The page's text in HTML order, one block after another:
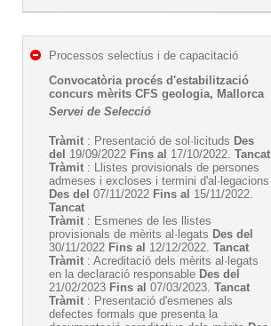
Processos selectius i de capacitació
Convocatòria procés d'estabilització
concurs mèrits CFS geologia, Mallorca
Servei de Selecció
Tràmit : Presentació de sol·licituds Des
del 19/09/2022 Fins al 17/10/2022. Tancat
Tràmit : Llistes provisionals de persones
admeses i excloses i termini d'al·legacions
Des del 07/11/2022 Fins al 15/11/2022.
Tancat
Tràmit : Esmenes de les llistes
provisionals de mèrits al·legats Des del
30/11/2022 Fins al 12/12/2022. Tancat
Tràmit : Acreditació dels mèrits al·legats
en la declaració responsable Des del
21/02/2023 Fins al 07/03/2023. Tancat
Tràmit : Presentació d'esmenes als
defectes formals que presenta la